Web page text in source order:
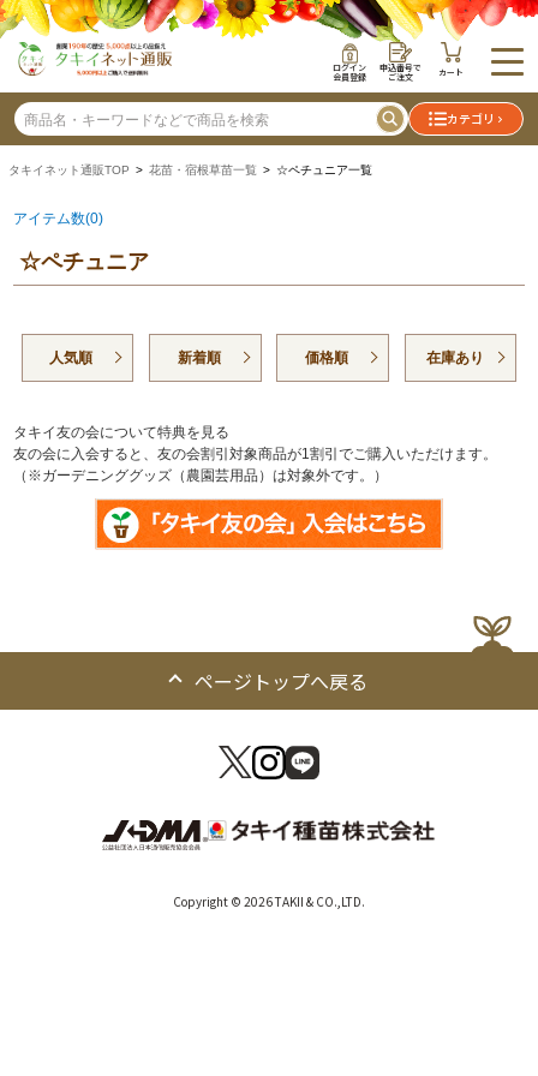
ログイン
会員登録
申込番号で
ご注文 カート
カテゴリ
タキイネット通販TOP > 花苗・宿根草苗一覧 > ☆ペチュニア一覧
アイテム数(0)
☆ペチュニア
人気順 新着順 価格順 在庫あり
タキイ友の会について特典を見る
友の会に入会すると、友の会割引対象商品が1割引でご購入いただけます。
（※ガーデニンググッズ（農園芸用品）は対象外です。）
ページトップへ戻る
Copyright © 2026 TAKII & CO.,LTD.